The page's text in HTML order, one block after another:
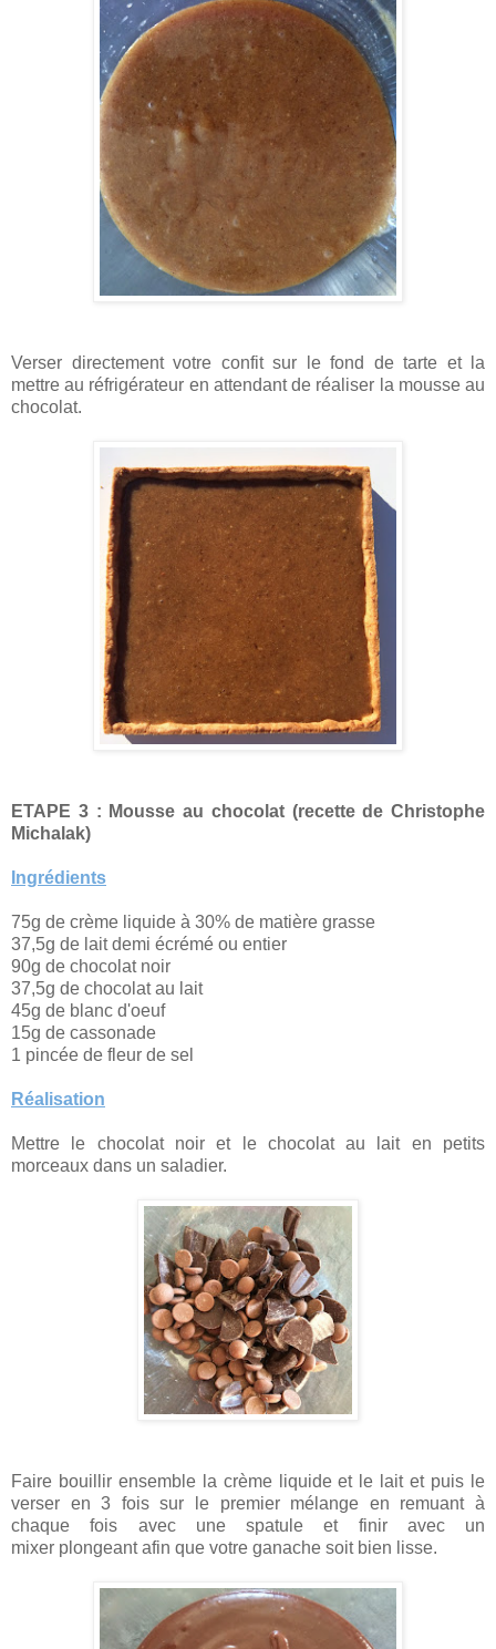
Verser directement votre confit sur le fond de tarte et la
mettre au réfrigérateur en attendant de réaliser la mousse au
chocolat.
ETAPE 3 : Mousse au chocolat (recette de Christophe
Michalak)
Ingrédients
75g de crème liquide à 30% de matière grasse
37,5g de lait demi écrémé ou entier
90g de chocolat noir
37,5g de chocolat au lait
45g de blanc d'oeuf
15g de cassonade
1 pincée de fleur de sel
Réalisation
Mettre le chocolat noir et le chocolat au lait en petits
morceaux dans un saladier.
Faire bouillir ensemble la crème liquide et le lait et puis le
verser en 3 fois sur le premier mélange en remuant à
chaque fois avec une spatule et finir avec un
mixer plongeant afin que votre ganache soit bien lisse.